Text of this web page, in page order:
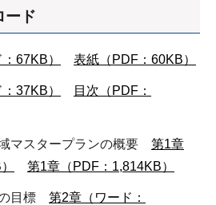
ード
67KB） 表紙（PDF：60KB）
37KB）
目次（PDF：
マスタープランの概要 第1章
第1章（PDF：1,814KB）
目標 第2章（ワード：